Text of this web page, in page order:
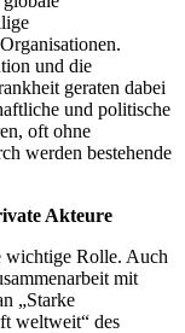
und die
geraten dabei
und politische
oft ohne
werden bestehende
Akteure
wichtige Rolle. Auch
mit
„Starke
weltweit“ des